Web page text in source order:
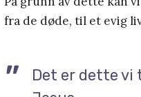
fra de døde, til et evig
Det er dette vi